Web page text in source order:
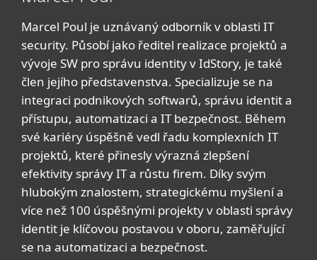
Marcel Poul je uznávaný odborník v oblasti IT
security. Působí jako ředitel realizace projektů a
vývoje SW pro správu identity v IdStory, je také
člen jejího představenstva. Specializuje se na
integraci podnikových softwarů, správu identit a
přístupu, automatizaci a IT bezpečnost. Během
své kariéry úspěšně vedl řadu komplexních IT
projektů, které přinesly výrazná zlepšení
efektivity správy IT a růstu firem. Díky svým
hlubokým znalostem, strategickému myšlení a
více než 100 úspěšnými projekty v oblasti správy
identit je klíčovou postavou v oboru, zaměřující
se na automatizaci a bezpečnost.